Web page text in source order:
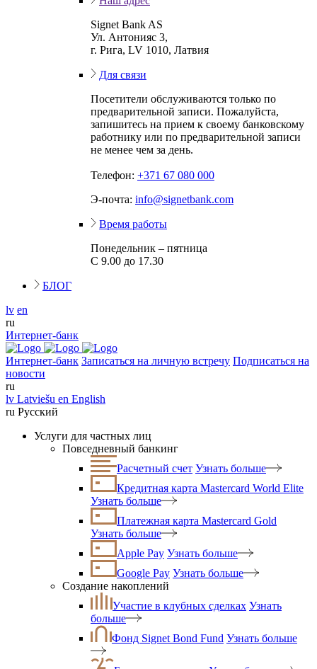
Signet Bank AS
Ул. Антонияс 3,
г. Рига, LV 1010, Латвия
Для связи
Посетители обслуживаются только по
предварительной записи. Пожалуйста,
запишитесь на прием к своему банковскому
работнику или по предварительной записи
не менее чем за день.
Телефон: +371 67 080 000
Э-почта: info@signetbank.com
Время работы
Понедельник – пятница
С 9.00 до 17.30
БЛОГ
lv en
ru
Интернет-банк
Интернет-банк Записаться на личную встречу Подписаться на
новости
ru
lv Latviešu en English
ru Русский
Услуги для частных лиц
Повседневный банкинг
Расчетный счет Узнать больше
Кредитная карта Mastercard World Elite
Узнать больше
Платежная карта Mastercard Gold
Узнать больше
Apple Pay Узнать больше
Google Pay Узнать больше
Создание накоплений
Участие в клубных сделках Узнать
больше
Фонд Signet Bond Fund Узнать больше